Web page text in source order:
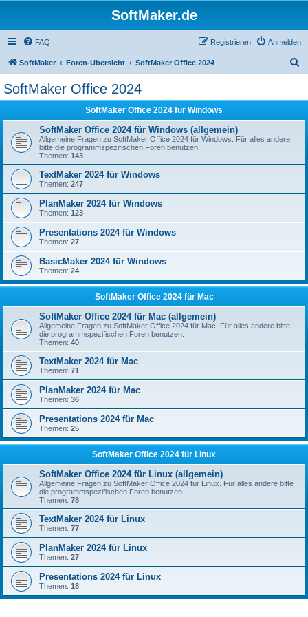
SoftMaker.de
FAQ Anmelden
Registrieren
SoftMaker Foren-Übersicht SoftMaker Office 2024
SoftMaker Office 2024
SoftMaker Office 2024 für Windows
SoftMaker Office 2024 für Windows (allgemein)
Allgemeine Fragen zu SoftMaker Office 2024 für Windows. Für alles andere
bitte die programmspezifischen Foren benutzen.
Themen: 143
TextMaker 2024 für Windows
Themen: 247
PlanMaker 2024 für Windows
Themen: 123
Presentations 2024 für Windows
Themen: 27
BasicMaker 2024 für Windows
Themen: 24
SoftMaker Office 2024 für Mac
SoftMaker Office 2024 für Mac (allgemein)
Allgemeine Fragen zu SoftMaker Office 2024 für Mac. Für alles andere bitte
die programmspezifischen Foren benutzen.
Themen: 40
TextMaker 2024 für Mac
Themen: 71
PlanMaker 2024 für Mac
Themen: 36
Presentations 2024 für Mac
Themen: 25
SoftMaker Office 2024 für Linux
SoftMaker Office 2024 für Linux (allgemein)
Allgemeine Fragen zu SoftMaker Office 2024 für Linux. Für alles andere bitte
die programmspezifischen Foren benutzen.
Themen: 78
TextMaker 2024 für Linux
Themen: 77
PlanMaker 2024 für Linux
Themen: 27
Presentations 2024 für Linux
Themen: 18